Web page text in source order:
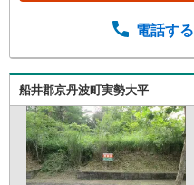
電話する
船井郡京丹波町実勢大平